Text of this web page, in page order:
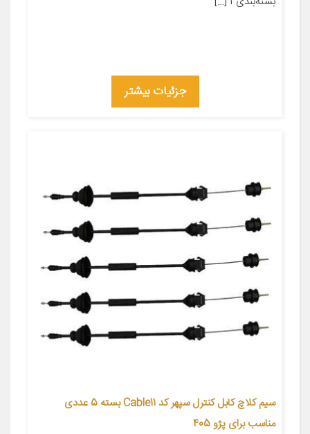
جزئیات بیشتر
سیم کلاچ کابل کنترل سپهر کد Cable11 بسته 5 عددی
مناسب برای پژو 405